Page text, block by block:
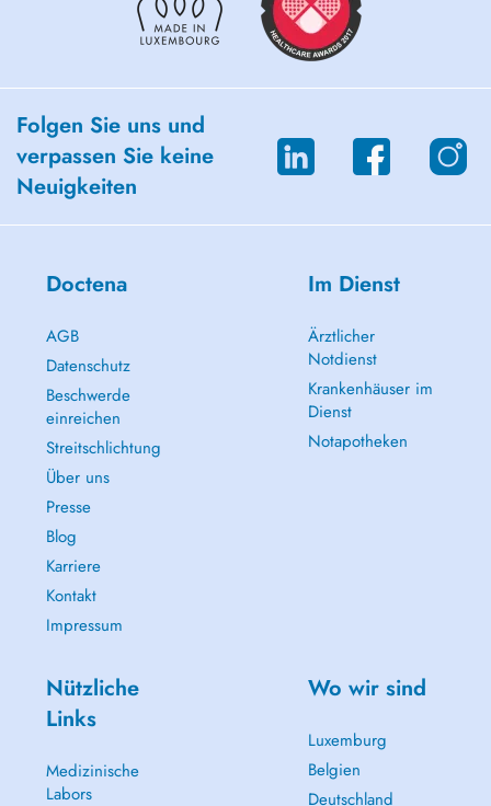
Folgen Sie uns und
verpassen Sie keine
Neuigkeiten
Doctena
AGB
Datenschutz
Beschwerde
einreichen
Streitschlichtung
Über uns
Presse
Blog
Karriere
Kontakt
Impressum
Im Dienst
Ärztlicher
Notdienst
Krankenhäuser im
Dienst
Notapotheken
Nützliche
Links
Medizinische
Labors
Wo wir sind
Luxemburg
Belgien
Deutschland